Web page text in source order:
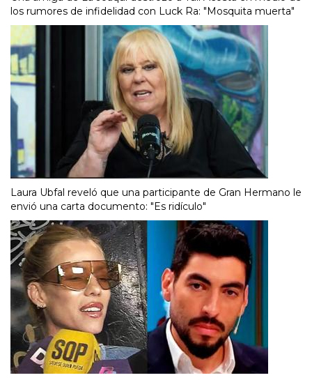
los rumores de infidelidad con Luck Ra: "Mosquita muerta"
Laura Ubfal reveló que una participante de Gran Hermano le
envió una carta documento: "Es ridículo"